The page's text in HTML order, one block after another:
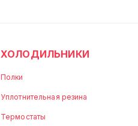
ХОЛОДИЛЬНИКИ
Полки
Уплотнительная резина
Термостаты